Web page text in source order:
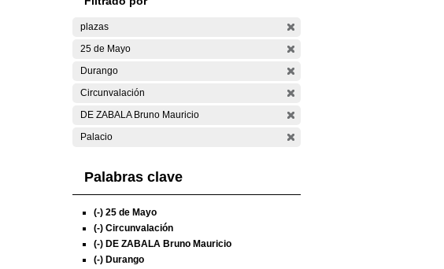
plazas
25 de Mayo
Durango
Circunvalación
DE ZABALA Bruno Mauricio
Palacio
Palabras clave
(-) 25 de Mayo
(-) Circunvalación
(-) DE ZABALA Bruno Mauricio
(-) Durango